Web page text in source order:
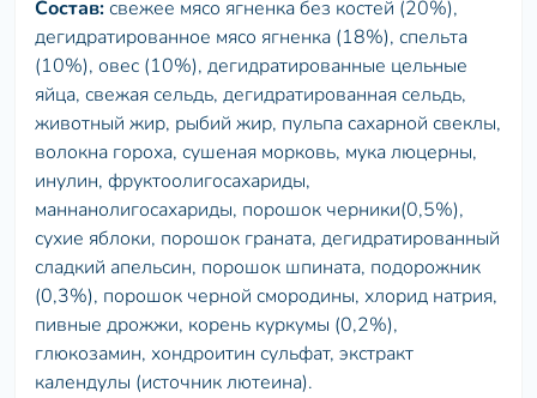
Состав:свежее мясо ягненка без костей (20%),
дегидратированное мясо ягненка (18%), спельта
(10%), овес (10%), дегидратированные цельные
яйца, свежая сельдь, дегидратированная сельдь,
животный жир, рыбий жир, пульпа сахарной свеклы,
волокна гороха, сушеная морковь, мукa люцерны,
инулин, фруктоолигосахариды,
маннанолигосахариды, порошок черники(0,5%),
сухие яблоки, порошок граната, дегидратированный
сладкий апельсин, порошок шпината, подорожник
(0,3%), порошок черной смородины, хлорид натрия,
пивные дрожжи, корень куркумы (0,2%),
глюкозамин, хондроитин сульфат, экстракт
календулы (источник лютеина).